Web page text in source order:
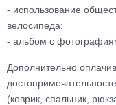
- использование
велосипеда;
- альбом с
Дополнительно
(коврик, спальник,